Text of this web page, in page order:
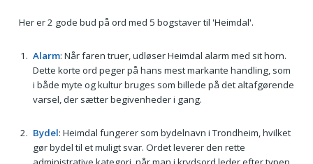
Her er 2 gode bud på ord med 5 bogstaver til 'Heimdal'.
Alarm: Når faren truer, udløser Heimdal alarm med sit horn.
Dette korte ord peger på hans mest markante handling, som
i både myte og kultur bruges som billede på det altafgørende
varsel, der sætter begivenheder i gang.
Bydel: Heimdal fungerer som bydelnavn i Trondheim, hvilket
gør bydel til et muligt svar. Ordet leverer den rette